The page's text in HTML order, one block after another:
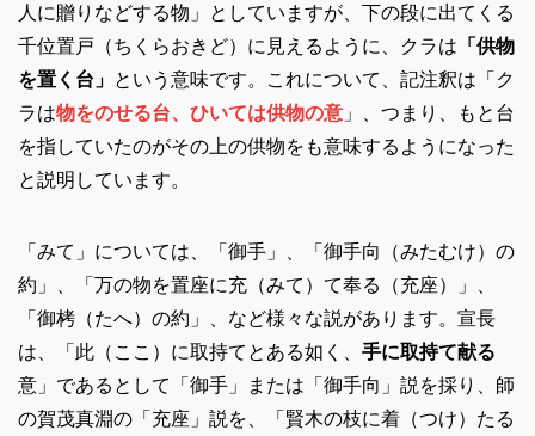
人に贈りなどする物」としていますが、下の段に出てくる
千位置戸（ちくらおきど）に見えるように、クラは 「供物
を置く台」 という意味です。これについて、記注釈は「ク
ラは物をのせる台、ひいては供物の意 」、つまり、もと台
を指していたのがその上の供物をも意味するようになった
と説明しています。
「みて」については、「御手」、「御手向（みたむけ）の
約」、「万の物を置座に充（みて）て奉る（充座）」、
「御栲（たへ）の約」、など様々な説があります。宣長
は、「此（ここ）に取持てとある如く、 手に取持て献る
意」であるとして「御手」または「御手向」説を採り、師
の賀茂真淵の「充座」説を、「賢木の枝に着（つけ）たる